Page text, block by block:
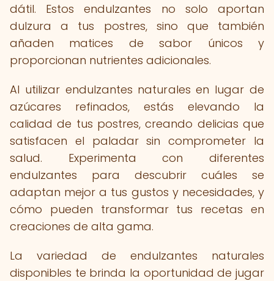
dátil. Estos endulzantes no solo aportan
dulzura a tus postres, sino que también
añaden matices de sabor únicos y
proporcionan nutrientes adicionales.
Al utilizar endulzantes naturales en lugar de
azúcares refinados, estás elevando la
calidad de tus postres, creando delicias que
satisfacen el paladar sin comprometer la
salud. Experimenta con diferentes
endulzantes para descubrir cuáles se
adaptan mejor a tus gustos y necesidades, y
cómo pueden transformar tus recetas en
creaciones de alta gama.
La variedad de endulzantes naturales
disponibles te brinda la oportunidad de jugar